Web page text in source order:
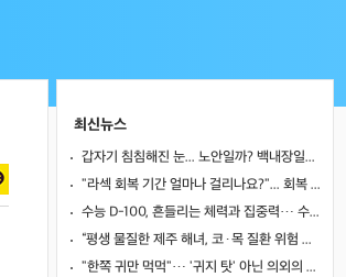
최신뉴스
갑자기 침침해진 눈... 노안일까? 백내장일까?
"라섹 회복 기간 얼마나 걸리나요?"... 회복 과정과 일상 복귀 시점
수능 D-100, 흔들리는 체력과 집중력… 수험생 영양 관리 어떻게 할까
“평생 물질한 제주 해녀, 코·목 질환 위험 높았다”… 10년 추적 연구 결과
"한쪽 귀만 먹먹"… '귀지 탓' 아닌 의외의 원인 4가지